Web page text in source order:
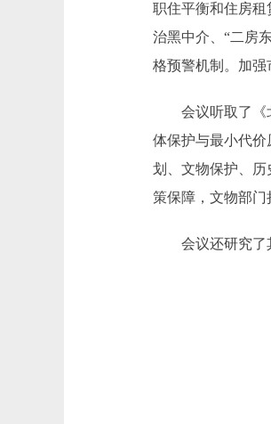
职住平衡和住房
治黑中介、“二房
格预警机制。加强
会议听取了《北
体保护与最小代
划、文物保护、
策保障，文物部门
会议还研究了